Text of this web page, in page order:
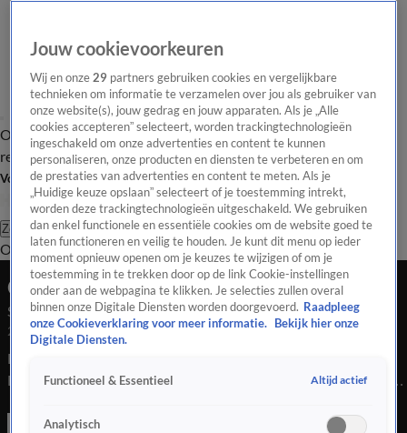
Overzicht Laatste nieuws Regionieuws Het beste van Hart
Tip de
redactie
Volg Hart van Nederland
Zoeken
OverzichtRegioUitzendingenWeerTip de redactiePanelVideo's
Ochtend Editie
Seizoen 2026, aflevering 1253
23 mrt, 09:55
Bekijk aflevering 1253 van Hart van Nederland - Ochtend
Editie uit seizoen 2026 hier. Deze aflevering is uitgezonden op
Editie is een Nieuws programma
Jouw cookievoorkeuren
Wij en onze29 partners gebruiken cookies en vergelijkbare
technieken om informatie te verzamelen over jou als gebruiker van
onze website(s), jouw gedrag en jouw apparaten. Als je „Alle
cookies accepteren” selecteert, worden trackingtechnologieën
ingeschakeld om onze advertenties en content te kunnen
personaliseren, onze producten en diensten te verbeteren en om
de prestaties van advertenties en content te meten. Als je
„Huidige keuze opslaan” selecteert of je toestemming intrekt,
worden deze trackingtechnologieën uitgeschakeld. We gebruiken
dan enkel functionele en essentiële cookies om de website goed te
laten functioneren en veilig te houden. Je kunt dit menu op ieder
moment opnieuw openen om je keuzes te wijzigen of om je
toestemming in te trekken door op de link Cookie-instellingen
onder aan de webpagina te klikken. Je selecties zullen overal
binnen onze Digitale Diensten worden doorgevoerd. Raadpleeg
onze Cookieverklaring voor meer informatie.
Bekijk hier onze
Digitale Diensten.
Functioneel & Essentieel Altijd actief
Analytisch